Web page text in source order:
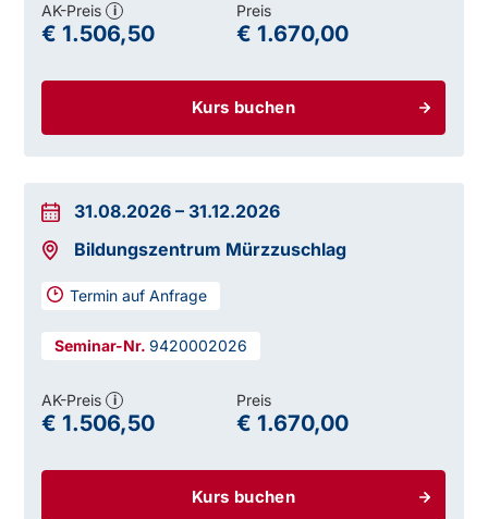
Kurs buchen
AK-Preis i
€ 1.506,50
Preis
€ 1.670,00
31.08.2026 – 31.12.2026
Bildungszentrum Mürzzuschlag
Termin auf Anfrage
9420002026
Kurs buchen
AK-Preis i
€ 1.506,50
Preis
€ 1.670,00